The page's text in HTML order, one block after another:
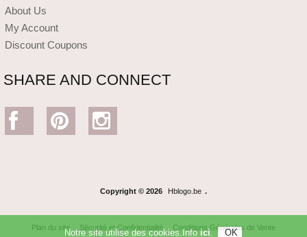
About Us
My Account
Discount Coupons
SHARE AND CONNECT
Copyright © 2026 Hblogo.be .
Plan du site Sécurité et Confidentialité Conditions Générales de Vente
Notre site utilise des cookies.Infoici.